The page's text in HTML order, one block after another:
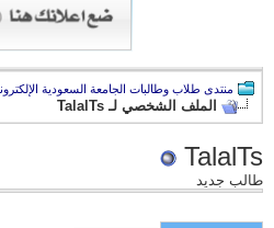
منتدى طلاب وطالبات الجامعة السعودية الإلكترونية
الملف الشخصي لـ TalalTs
TalalTs
طالب جديد